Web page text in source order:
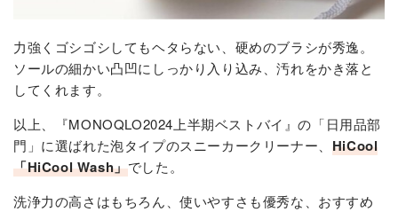
力強くゴシゴシしてもヘタらない、硬めのブラシが秀逸。
ソールの細かい凸凹にしっかり入り込み、汚れをかき落と
してくれます。
以上、『MONOQLO2024上半期ベストバイ』の「日用品部
門」に選ばれた泡タイプのスニーカークリーナー、 HiCool
「HiCool Wash」でした。
洗浄力の高さはもちろん、使いやすさも優秀な、おすすめ